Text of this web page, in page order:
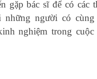
gặp bác sĩ để có các
người có cùng
nghiệm trong cuộc